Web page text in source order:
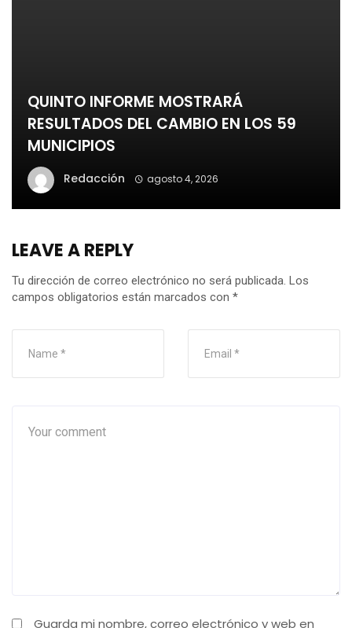
QUINTO INFORME MOSTRARÁ
RESULTADOS DEL CAMBIO EN LOS 59
MUNICIPIOS
Redacción agosto 4, 2026
LEAVE A REPLY
Tu dirección de correo electrónico no será publicada. Los
campos obligatorios están marcados con *
Guarda mi nombre, correo electrónico y web en